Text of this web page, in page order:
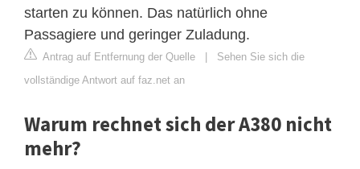
starten zu können. Das natürlich ohne
Passagiere und geringer Zuladung.
Antrag auf Entfernung der Quelle | Sehen Sie sich die
vollständige Antwort auf faz.net an
Warum rechnet sich der A380 nicht
mehr?